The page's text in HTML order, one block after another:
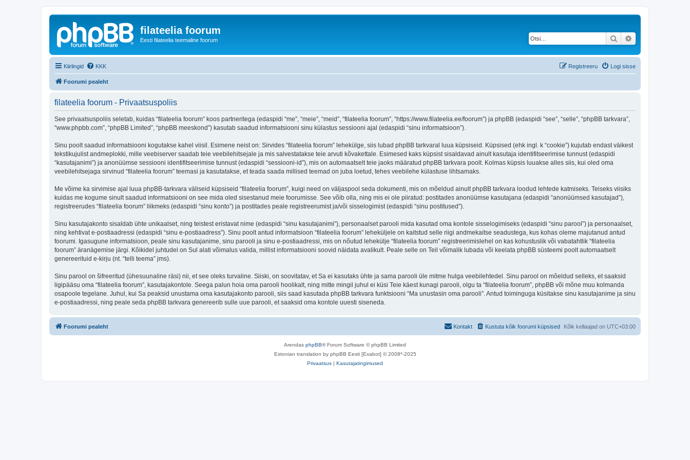
filateelia foorum
Eesti filateelia teemaline foorum Otsi
Kiirlingid KKK Logi sisse
Registreeru
Foorumi pealeht
filateelia foorum - Privaatsuspoliis
See privaatsuspoliis seletab, kuidas “filateelia foorum” koos partneritega (edaspidi “me”, “meie”, “meid”, “filateelia foorum”, “https://www.filateelia.ee/foorum”) ja phpBB (edaspidi “see”, “selle”, “phpBB tarkvara”,
“www.phpbb.com”, “phpBB Limited”, “phpBB meeskond”) kasutab saadud informatsiooni sinu külastus sessiooni ajal (edaspidi “sinu informatsioon”).
Sinu poolt saadud informatsiooni kogutakse kahel viisil. Esimene neist on: Sirvides “filateelia foorum” lehekülge, siis lubad phpBB tarkvaral luua küpsiseid. Küpsised (ehk ingl. k “cookie”) kujutab endast väikest
tekstikujulist andmeplokki, mille veebiserver saadab teie veebilehitsejale ja mis salvestatakse teie arvuti kõvakettale. Esimesed kaks küpsist sisaldavad ainult kasutaja identifitseerimise tunnust (edaspidi
“kasutajanimi”) ja anonüümse sessiooni identifitseerimise tunnust (edaspidi “sessiooni-id”), mis on automaatselt teie jaoks määratud phpBB tarkvara poolt. Kolmas küpsis luuakse alles siis, kui oled oma
veebilehitsejaga sirvinud “filateelia foorum” teemasi ja kasutatakse, et teada saada millised teemad on juba loetud, tehes veebilehe külastuse lihtsamaks.
Me võime ka sirvimise ajal luua phpBB-tarkvara väliseid küpsiseid “filateelia foorum”, kuigi need on väljaspool seda dokumenti, mis on mõeldud ainult phpBB tarkvara loodud lehtede katmiseks. Teiseks viisiks
kuidas me kogume sinult saadud informatsiooni on see mida oled sisestanud meie foorumisse. See võib olla, ning mis ei ole piiratud: postitades anonüümse kasutajana (edaspidi “anonüümsed kasutajad”),
registreerudes “filateelia foorum” liikmeks (edaspidi “sinu konto”) ja postitades peale registreerumist ja/või sisselogimist (edaspidi “sinu postitused”).
Sinu kasutajakonto sisaldab ühte unikaalset, ning teistest eristavat nime (edaspidi “sinu kasutajanimi”), personaalset parooli mida kasutad oma kontole sisselogimiseks (edaspidi “sinu parool”) ja personaalset,
ning kehtivat e-postiaadressi (edaspidi “sinu e-postiaadress”). Sinu poolt antud informatsioon “filateelia foorum” leheküljele on kaitstud selle riigi andmekaitse seadustega, kus kohas oleme majutanud antud
foorumi. Igasugune informatsioon, peale sinu kasutajanime, sinu parooli ja sinu e-postiaadressi, mis on nõutud lehekülje “filateelia foorum” registreerimislehel on kas kohustuslik või vabatahtlik “filateelia
foorum” äranägemise järgi. Kõikidel juhtudel on Sul alati võimalus valida, millist informatsiooni soovid näidata avalikult. Peale selle on Teil võimalik lubada või keelata phpBB süsteemi poolt automaatselt
genereerituid e-kirju (nt. “telli teema” jms).
Sinu parool on šifreeritud (ühesuunaline räsi) nii, et see oleks turvaline. Siiski, on soovitatav, et Sa ei kasutaks ühte ja sama parooli üle mitme hulga veebilehtedel. Sinu parool on mõeldud selleks, et saaksid
ligipääsu oma “filateelia foorum”, kasutajakontole. Seega palun hoia oma parooli hoolikalt, ning mitte mingil juhul ei küsi Teie käest kunagi parooli, olgu ta “filateelia foorum”, phpBB või mõne muu kolmanda
osapoole tegelane. Juhul, kui Sa peaksid unustama oma kasutajakonto parooli, siis saad kasutada phpBB tarkvara funktsiooni “Ma unustasin oma parooli”. Antud toiminguga küsitakse sinu kasutajanime ja sinu
e-postiaadressi, ning peale seda phpBB tarkvara genereerib sulle uue parooli, et saaksid oma kontole uuesti siseneda.
Foorumi pealeht Kõik kellaajad on UTC+03:00
Kustuta kõik foorumi küpsised
Kontakt
Arendas phpBB® Forum Software © phpBB Limited
Estonian translation by phpBB Eesti [Exabot] © 2008*-2025
Privaatsus | Kasutajatingimused